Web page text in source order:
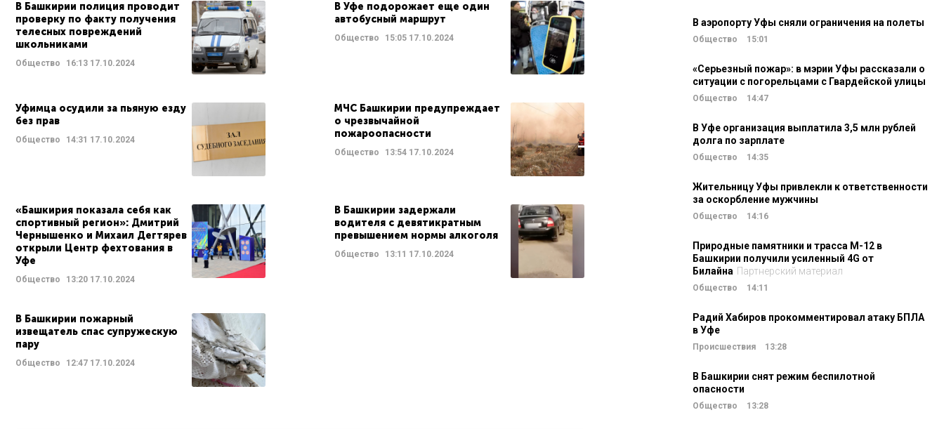
В Башкирии полиция проводит
проверку по факту получения
телесных повреждений
школьниками
Общество 16:13 17.10.2024
В Уфе подорожает еще один
автобусный маршрут
Общество 15:0517.10.2024
Уфимца осудили за пьяную езду
без прав
Общество 14:31 17.10.2024
МЧС Башкирии предупреждает
о чрезвычайной
пожароопасности
Общество 13:5417.10.2024
«Башкирия показала себя как
спортивный регион»: Дмитрий
Чернышенко и Михаил Дегтярев
открыли Центр фехтования в
Уфе
Общество 13:20 17.10.2024
В Башкирии задержали
водителя с девятикратным
превышением нормы алкоголя
Общество 13:11 17.10.2024
В Башкирии пожарный
извещатель спас супружескую
пару
Общество 12:47 17.10.2024
В аэропорту Уфы сняли ограничения на полеты
Общество 15:01
«Серьезный пожар»: в мэрии Уфы рассказали о
ситуации с погорельцами с Гвардейской улицы
Общество 14:47
В Уфе организация выплатила 3,5 млн рублей
долга по зарплате
Общество 14:35
Жительницу Уфы привлекли к ответственности
за оскорбление мужчины
Общество 14:16
Природные памятники и трасса М-12 в
Башкирии получили усиленный 4G от
Билайна Партнерский материал
Общество 14:11
Радий Хабиров прокомментировал атаку БПЛА
в Уфе
Происшествия 13:28
В Башкирии снят режим беспилотной
опасности
Общество 13:28